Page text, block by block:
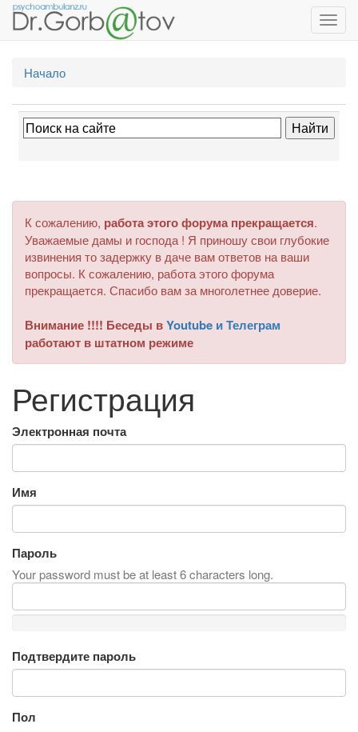
Начало
К сожалению, работа этого форума прекращается.
Уважаемые дамы и господа ! Я приношу свои глубокие
извинения то задержку в даче вам ответов на ваши
вопросы. К сожалению, работа этого форума
прекращается. Спасибо вам за многолетнее доверие.
Внимание !!!! Беседы вYoutube и Телеграм
работают в штатном режиме
Регистрация
Электронная почта
Имя
Пароль
Your password must be at least 6 characters long.
Подтвердите пароль
Пол